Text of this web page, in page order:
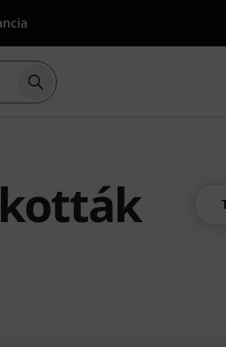
Keresés indítása